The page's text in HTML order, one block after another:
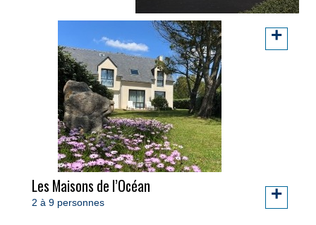
+
Les Maisons de l’Océan
2 à 9 personnes +